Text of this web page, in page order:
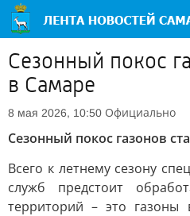
Сезонный покос
в Самаре
8 мая 2026, 10:50 Официально
Сезонный покос газонов
Всего к летнему сезону
служб предстоит
территорий – это газоны